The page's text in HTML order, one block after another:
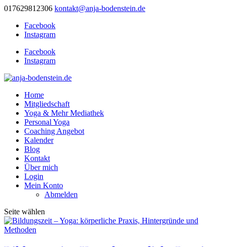
017629812306 kontakt@anja-bodenstein.de
Facebook
Instagram
Facebook
Instagram
Home
Mitgliedschaft
Yoga & Mehr Mediathek
Personal Yoga
Coaching Angebot
Kalender
Blog
Kontakt
Über mich
Login
Mein Konto
Abmelden
Seite wählen